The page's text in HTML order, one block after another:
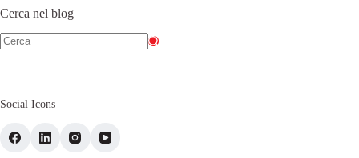
Cerca nel blog
Social Icons